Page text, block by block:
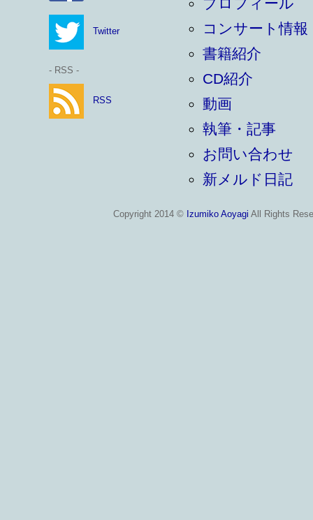
Twitter
- RSS -
RSS
コンサート情報
書籍紹介
CD紹介
動画
執筆・記事
お問い合わせ
新メルド日記
Copyright 2014 © Izumiko Aoyagi All Rights